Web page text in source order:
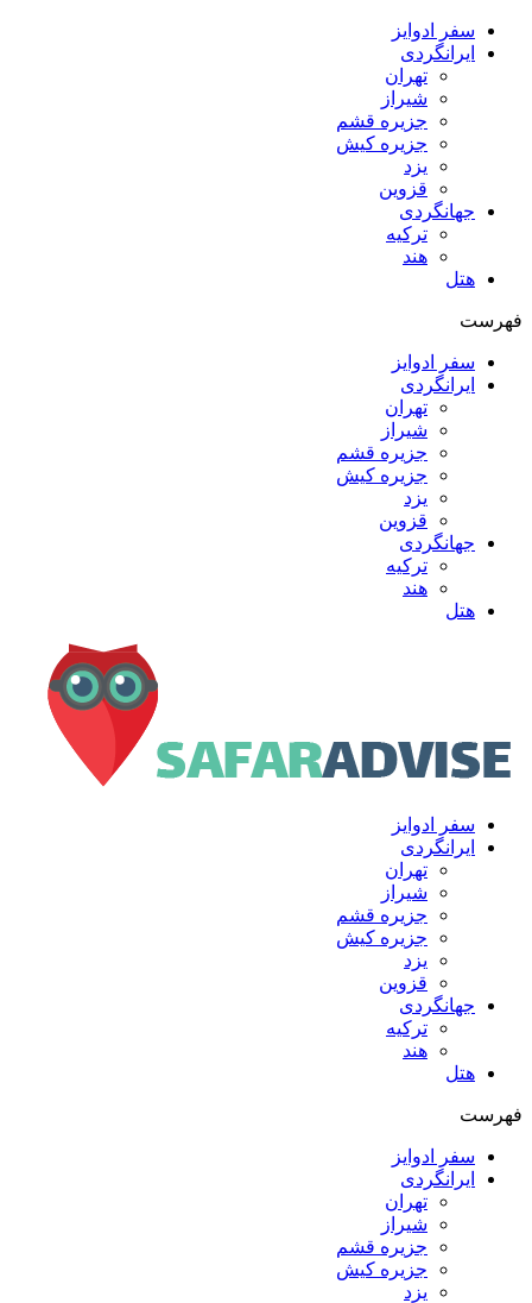
سفر ادوایز
ایرانگردی
تهران
شیراز
جزیره قشم
جزیره کیش
یزد
قزوین
جهانگردی
ترکیه
هند
هتل
فهرست
سفر ادوایز
ایرانگردی
تهران
شیراز
جزیره قشم
جزیره کیش
یزد
قزوین
جهانگردی
ترکیه
هند
هتل
سفر ادوایز
ایرانگردی
تهران
شیراز
جزیره قشم
جزیره کیش
یزد
قزوین
جهانگردی
ترکیه
هند
هتل
فهرست
سفر ادوایز
ایرانگردی
تهران
شیراز
جزیره قشم
جزیره کیش
یزد